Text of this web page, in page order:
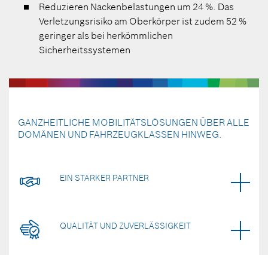
Reduzieren Nackenbelastungen um 24 %. Das
Verletzungsrisiko am Oberkörper ist zudem 52 %
geringer als bei herkömmlichen
Sicherheitssystemen
GANZHEITLICHE MOBILITÄTSLÖSUNGEN ÜBER ALLE
DOMÄNEN UND FAHRZEUGKLASSEN HINWEG.
EIN STARKER PARTNER
QUALITÄT UND ZUVERLÄSSIGKEIT